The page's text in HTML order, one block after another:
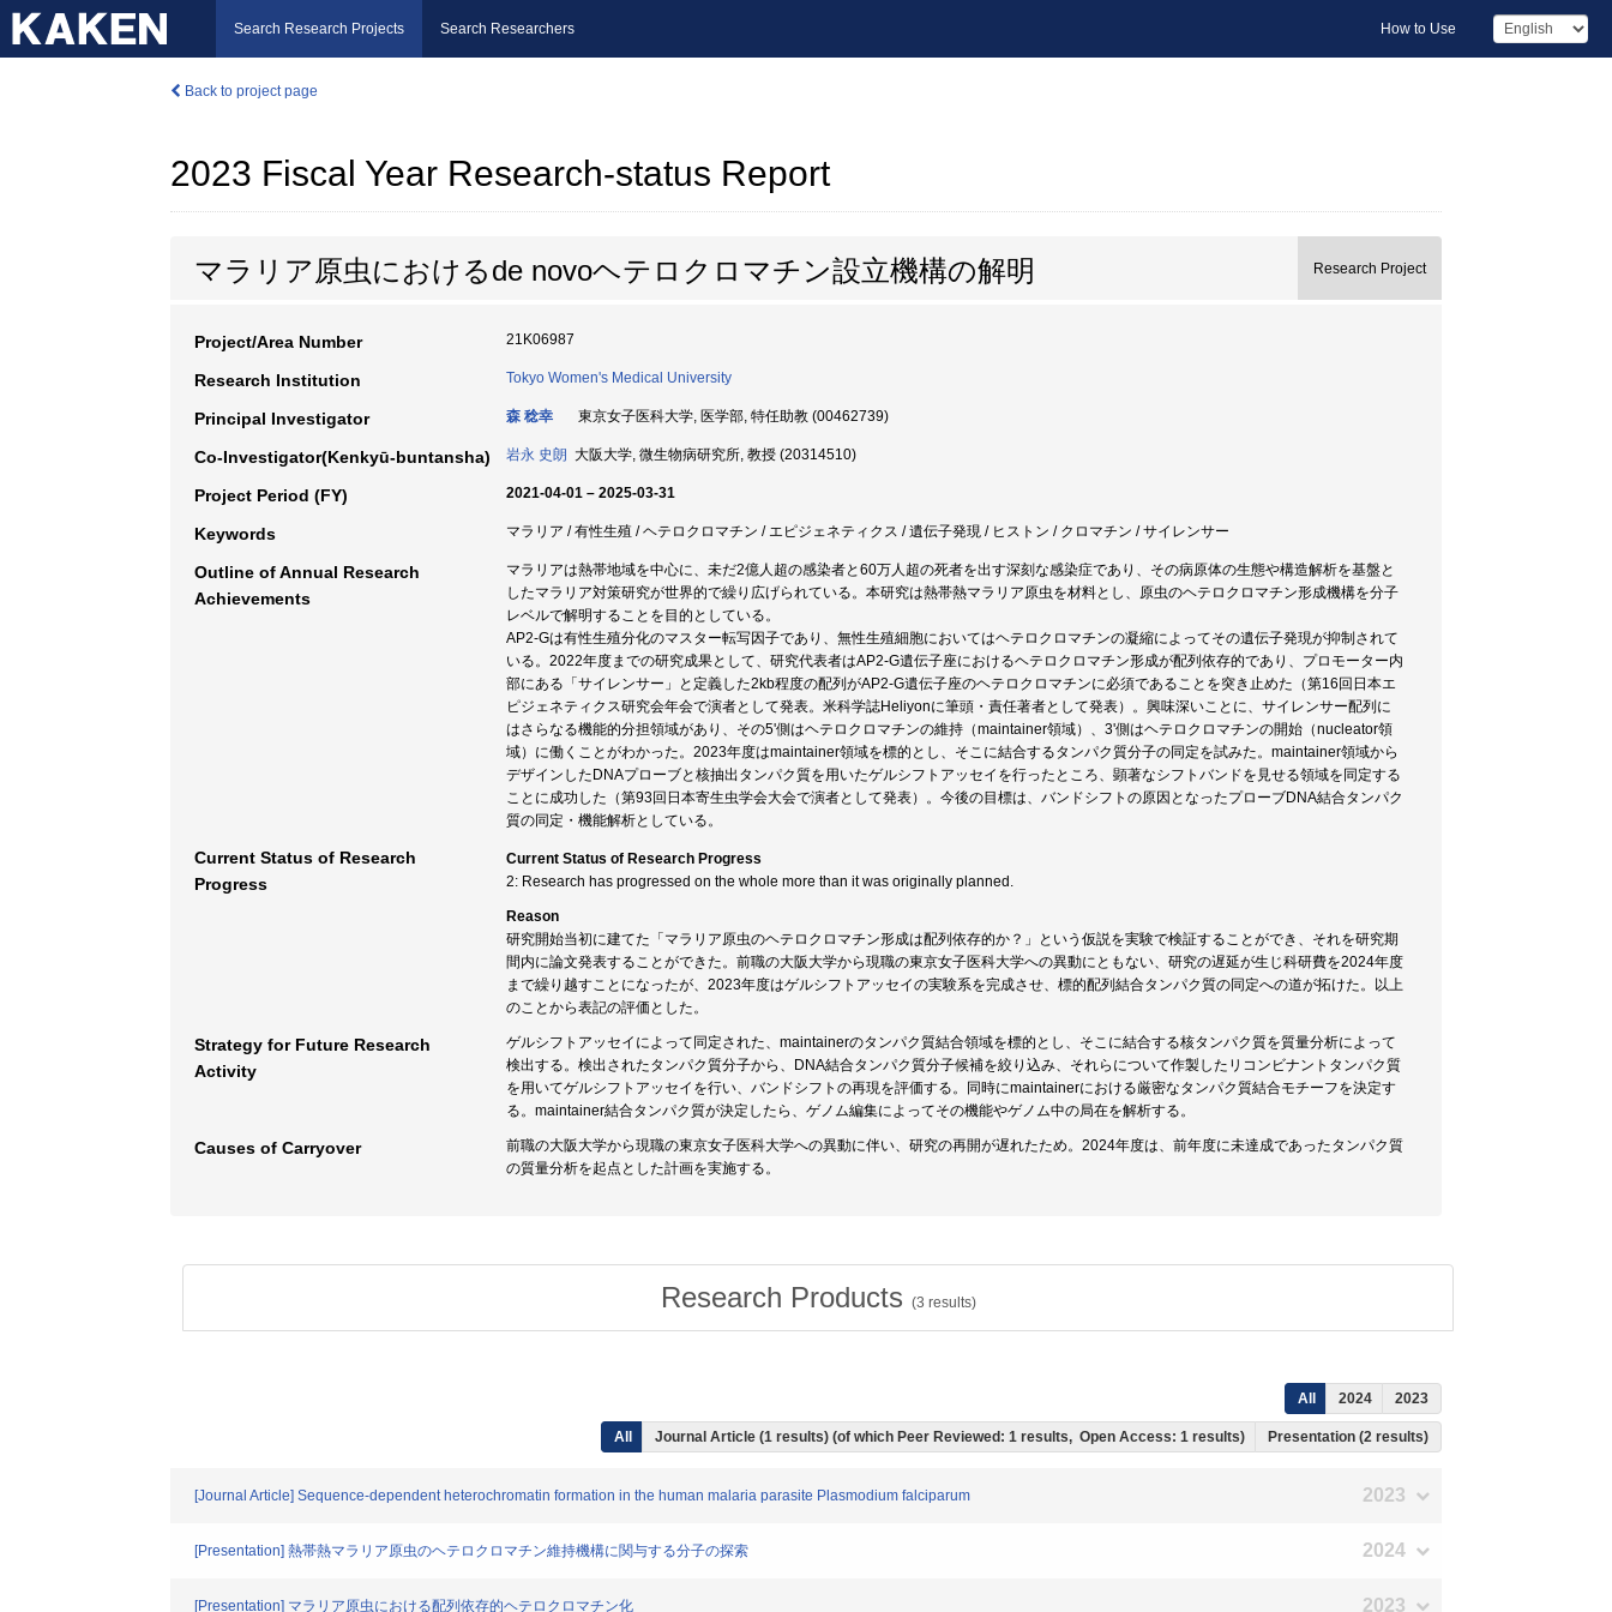
Search Research Projects Search Researchers How to Use
Back to project page
2023 Fiscal Year Research-status Report
マラリア原虫におけるde novoヘテロクロマチン設立機構の解明 Research Project
Project/Area Number 21K06987
Research Institution Tokyo Women's Medical University
Principal Investigator 森 稔幸 東京女子医科大学, 医学部, 特任助教 (00462739)
Co-Investigator(Kenkyū-buntansha) 岩永 史朗 大阪大学, 微生物病研究所, 教授 (20314510)
Project Period (FY) 2021-04-01 – 2025-03-31
Keywords マラリア / 有性生殖 / ヘテロクロマチン / エピジェネティクス / 遺伝子発現 / ヒストン / クロマチン / サイレンサー
Outline of Annual Research
Achievements
マラリアは熱帯地域を中心に、未だ2億人超の感染者と60万人超の死者を出す深刻な感染症であり、その病原体の生態や構造解析を基盤と
したマラリア対策研究が世界的で繰り広げられている。本研究は熱帯熱マラリア原虫を材料とし、原虫のヘテロクロマチン形成機構を分子
レベルで解明することを目的としている。
AP2-Gは有性生殖分化のマスター転写因子であり、無性生殖細胞においてはヘテロクロマチンの凝縮によってその遺伝子発現が抑制されて
いる。2022年度までの研究成果として、研究代表者はAP2-G遺伝子座におけるヘテロクロマチン形成が配列依存的であり、プロモーター内
部にある「サイレンサー」と定義した2kb程度の配列がAP2-G遺伝子座のヘテロクロマチンに必須であることを突き止めた（第16回日本エ
ピジェネティクス研究会年会で演者として発表。米科学誌Heliyonに筆頭・責任著者として発表）。興味深いことに、サイレンサー配列に
はさらなる機能的分担領域があり、その5'側はヘテロクロマチンの維持（maintainer領域）、3'側はヘテロクロマチンの開始（nucleator領
域）に働くことがわかった。2023年度はmaintainer領域を標的とし、そこに結合するタンパク質分子の同定を試みた。maintainer領域から
デザインしたDNAプローブと核抽出タンパク質を用いたゲルシフトアッセイを行ったところ、顕著なシフトバンドを見せる領域を同定する
ことに成功した（第93回日本寄生虫学会大会で演者として発表）。今後の目標は、バンドシフトの原因となったプローブDNA結合タンパク
質の同定・機能解析としている。
Current Status of Research
Progress
Current Status of Research Progress
2: Research has progressed on the whole more than it was originally planned.
Reason
研究開始当初に建てた「マラリア原虫のヘテロクロマチン形成は配列依存的か？」という仮説を実験で検証することができ、それを研究期
間内に論文発表することができた。前職の大阪大学から現職の東京女子医科大学への異動にともない、研究の遅延が生じ科研費を2024年度
まで繰り越すことになったが、2023年度はゲルシフトアッセイの実験系を完成させ、標的配列結合タンパク質の同定への道が拓けた。以上
のことから表記の評価とした。
Strategy for Future Research
Activity
ゲルシフトアッセイによって同定された、maintainerのタンパク質結合領域を標的とし、そこに結合する核タンパク質を質量分析によって
検出する。検出されたタンパク質分子から、DNA結合タンパク質分子候補を絞り込み、それらについて作製したリコンビナントタンパク質
を用いてゲルシフトアッセイを行い、バンドシフトの再現を評価する。同時にmaintainerにおける厳密なタンパク質結合モチーフを決定す
る。maintainer結合タンパク質が決定したら、ゲノム編集によってその機能やゲノム中の局在を解析する。
Causes of Carryover
前職の大阪大学から現職の東京女子医科大学への異動に伴い、研究の再開が遅れたため。2024年度は、前年度に未達成であったタンパク質
の質量分析を起点とした計画を実施する。
Research Products (3 results)
All 2024 2023
All Journal Article (1 results) (of which Peer Reviewed: 1 results, Open Access: 1 results) Presentation (2 results)
[Journal Article] Sequence-dependent heterochromatin formation in the human malaria parasite Plasmodium falciparum 2023
[Presentation] 熱帯熱マラリア原虫のヘテロクロマチン維持機構に関与する分子の探索 2024
[Presentation] マラリア原虫における配列依存的ヘテロクロマチン化 2023